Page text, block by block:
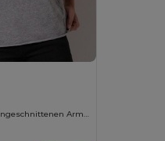
Herren-Top mit angeschnittenen Armausschnitten